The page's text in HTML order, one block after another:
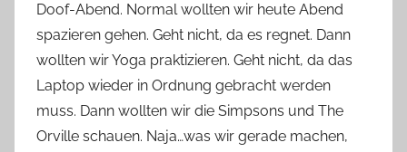
Doof-Abend. Normal wollten wir heute Abend
spazieren gehen. Geht nicht, da es regnet. Dann
wollten wir Yoga praktizieren. Geht nicht, da das
Laptop wieder in Ordnung gebracht werden
muss. Dann wollten wir die Simpsons und The
Orville schauen. Naja…was wir gerade machen,